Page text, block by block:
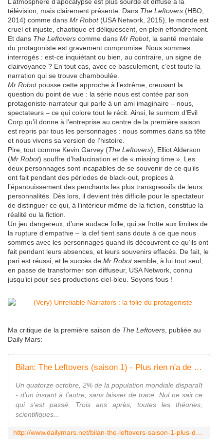
télévision, mais clairement présente. Dans The Leftovers (HBO,
2014) comme dans Mr Robot (USA Network, 2015), le monde est
cruel et injuste, chaotique et déliquescent, en plein effondrement.
Et dans The Leftovers comme dans Mr Robot, la santé mentale
du protagoniste est gravement compromise. Nous sommes
interrogés : est-ce inquiétant ou bien, au contraire, un signe de
clairvoyance ? En tout cas, avec ce basculement, c’est toute la
narration qui se trouve chamboulée.
Mr Robotpousse cette approche à l’extrême, creusant la
question du point de vue : la série nous est contée par son
protagoniste-narrateur qui parle à un ami imaginaire – nous,
spectateurs – ce qui colore tout le récit. Ainsi, le surnom d’Evil
Corp qu’il donne à l’entreprise au centre de la première saison
est repris par tous les personnages : nous sommes dans sa tête
et nous vivons sa version de l’histoire.
Pire, tout comme Kevin Garvey (The Leftovers), Elliot Alderson
(Mr Robot) souffre d’hallucination et de « missing time ». Les
deux personnages sont incapables de se souvenir de ce qu’ils
ont fait pendant des périodes de black-out, propices à
l’épanouissement des penchants les plus transgressifs de leurs
personnalités. Dès lors, il devient très difficile pour le spectateur
de distinguer ce qui, à l’intérieur même de la fiction, constitue la
réalité ou la fiction.
Un jeu dangereux, d’une audace folle, qui se frotte aux limites de
la rupture d’empathie – la clef tient sans doute à ce que nous
sommes avec les personnages quand ils découvrent ce qu’ils ont
fait pendant leurs absences, et leurs souvenirs effacés. De fait, le
pari est réussi, et le succès de Mr Robotsemble, à lui tout seul,
en passe de transformer son diffuseur, USA Network, connu
jusqu’ici pour ses productions ciel-bleu. Soyons fous !
Ma critique de la première saison de The Leftovers , publiée au
Daily Mars:
Bilan: The Leftovers (saison 1) - Plus rien n'a de sens, plus rien ne va
Un quatorze octobre, 2% de la population mondiale disparaît
- d'un instant à l'autre, sans laisser de trace. Nul ne sait ce
qui s'est passé. Trois ans après, toutes les théories,
scientifiques...